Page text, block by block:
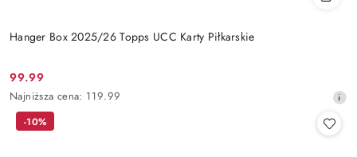
Hanger Box 2025/26 Topps UCC Karty Piłkarskie
Cena
promocyjna:
99.99
Najniższa
cena
Najniższa cena: 119.99
-10%